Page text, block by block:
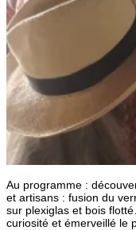
Au programme :
et artisans : fusion du
sur plexiglas et bois
curiosité et émerveillé le